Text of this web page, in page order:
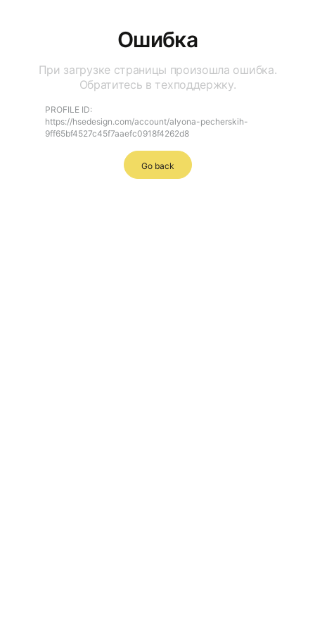
Ошибка
При загрузке страницы произошла ошибка.
Обратитесь в техподдержку.
PROFILE ID:
https://hsedesign.com/account/alyona-pecherskih-
9ff65bf4527c45f7aaefc0918f4262d8
Go back